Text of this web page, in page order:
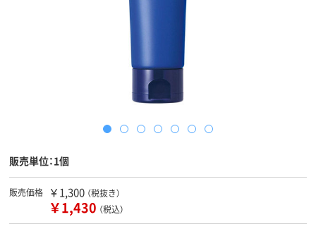
販売単位：1個
販売価格 ￥1,300 （税抜き）
￥1,430 （税込）